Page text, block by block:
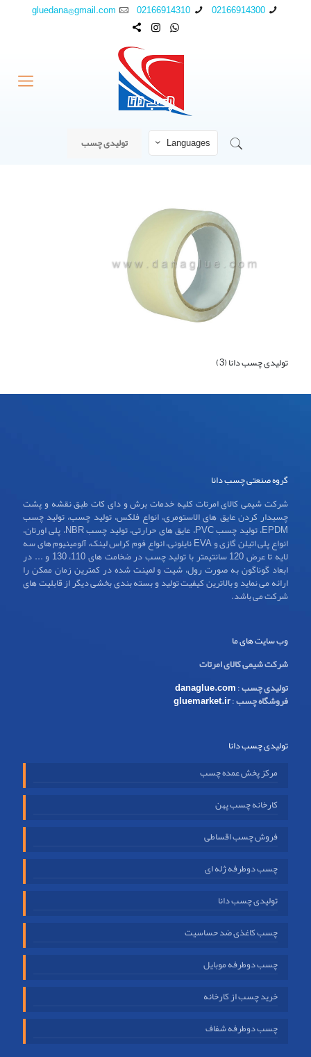
02166914300
02166914310
gluedana@gmail.com
Languages تولیدی چسب
تولیدی چسب دانا (3)
گروه صنعتی چسب دانا
شرکت شیمی کالای امرتات کلیه خدمات برش و دای کات طبق نقشه و پشت
چسبدار کردن عایق های الاستومری، انواع فلکس، تولید چسب، تولید چسب
EPDM، تولید چسب PVC، عایق های حرارتی، تولید چسب NBR، پلی اورتان،
انواع پلی اتیلن گازی و EVA نایلونی، انواع فوم کراس لینک، آلومینیوم های سه
لایه تا عرض 120 سانتیمتر با تولید چسب در ضخامت های 110، 130 و ... در
ابعاد گوناگون به صورت رول، شیت و لمینت شده در کمترین زمان ممکن را
ارائه می نماید و بالاترین کیفیت تولید و بسته بندی بخشی دیگر از قابلیت های
شرکت می باشد.
وب سایت های ما
شرکت شیمی کالای امرتات
تولیدی چسب:
danaglue.com
فروشگاه چسب:
gluemarket.ir
تولیدی چسب دانا
مرکز پخش عمده چسب
کارخانه چسب پهن
فروش چسب اقساطی
چسب دوطرفه ژله ای
تولیدی چسب دانا
چسب کاغذی ضد حساسیت
چسب دوطرفه موبایل
خرید چسب از کارخانه
چسب دوطرفه شفاف